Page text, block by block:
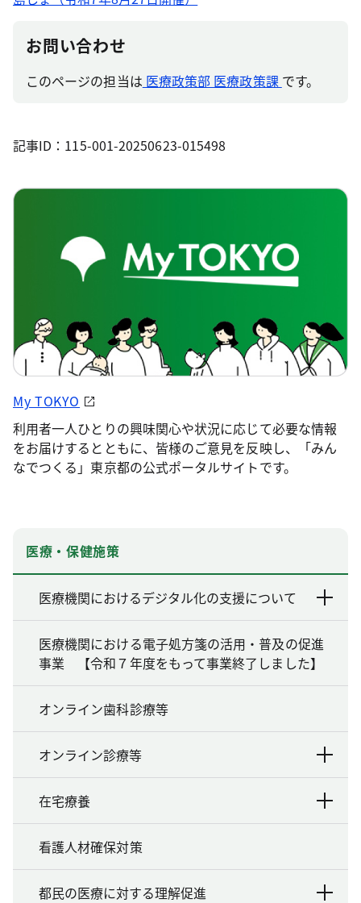
お問い合わせ
このページの担当は 医療政策部 医療政策課 です。
記事ID：115-001-20250623-015498
My TOKYO
利用者一人ひとりの興味関心や状況に応じて必要な情報
をお届けするとともに、皆様のご意見を反映し、「みん
なでつくる」東京都の公式ポータルサイトです。
医療・保健施策
医療機関におけるデジタル化の支援について
医療機関における電子処方箋の活用・普及の促進
事業 【令和７年度をもって事業終了しました】
オンライン歯科診療等
オンライン診療等
在宅療養
看護人材確保対策
都民の医療に対する理解促進